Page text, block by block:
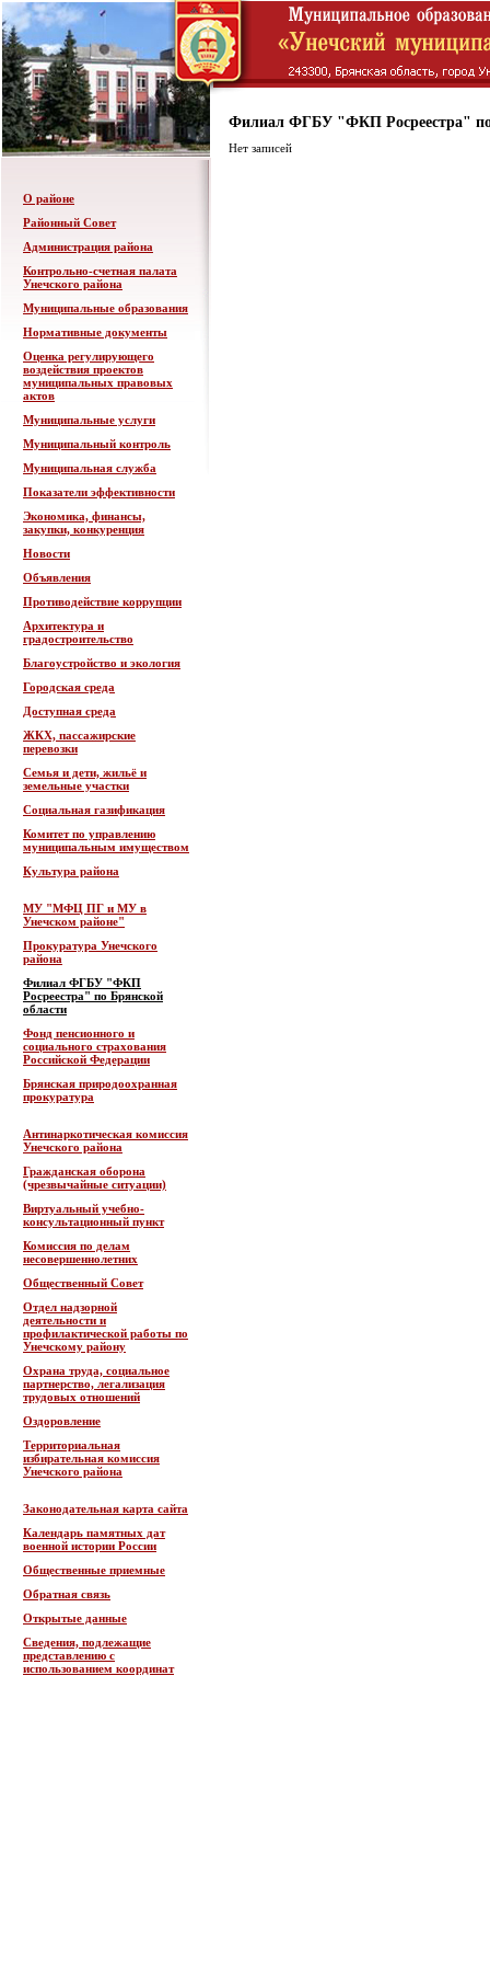
О районе
Районный Совет
Администрация района
Контрольно-счетная палата
Унечского района
Муниципальные образования
Нормативные документы
Оценка регулирующего
воздействия проектов
муниципальных правовых
актов
Муниципальные услуги
Муниципальный контроль
Муниципальная служба
Показатели эффективности
Экономика, финансы,
закупки, конкуренция
Новости
Объявления
Противодействие коррупции
Архитектура и
градостроительство
Благоустройство и экология
Городская среда
Доступная среда
ЖКХ, пассажирские
перевозки
Семья и дети, жильё и
земельные участки
Социальная газификация
Комитет по управлению
муниципальным имуществом
Культура района
МУ "МФЦ ПГ и МУ в
Унечском районе"
Прокуратура Унечского
района
Филиал ФГБУ "ФКП
Росреестра" по Брянской
области
Фонд пенсионного и
социального страхования
Российской Федерации
Брянская природоохранная
прокуратура
Антинаркотическая комиссия
Унечского района
Гражданская оборона
(чрезвычайные ситуации)
Виртуальный учебно-
консультационный пункт
Комиссия по делам
несовершеннолетних
Общественный Совет
Отдел надзорной
деятельности и
профилактической работы по
Унечскому району
Охрана труда, социальное
партнерство, легализация
трудовых отношений
Оздоровление
Территориальная
избирательная комиссия
Унечского района
Законодательная карта сайта
Календарь памятных дат
военной истории России
Общественные приемные
Обратная связь
Открытые данные
Сведения, подлежащие
представлению с
использованием координат
Филиал ФГБУ "ФКП Росреестра" по
Нет записей